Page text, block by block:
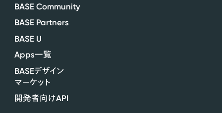
BASE Community
BASE Partners
BASE U
Apps一覧
BASEデザイン
マーケット
開発者向けAPI